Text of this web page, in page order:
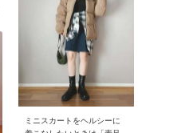
ミニスカートをヘルシーに